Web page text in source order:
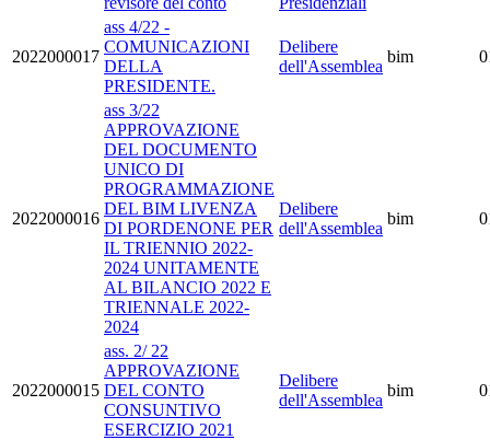
2022000017
ass 4/22 -
COMUNICAZIONI
DELLA
PRESIDENTE.
Delibere
dell'Assemblea
bim
2022000016
ass 3/22
APPROVAZIONE
DEL DOCUMENTO
UNICO DI
PROGRAMMAZIONE
DEL BIM LIVENZA
DI PORDENONE PER
IL TRIENNIO 2022-
2024 UNITAMENTE
AL BILANCIO 2022 E
TRIENNALE 2022-
2024
Delibere
dell'Assemblea
bim
2022000015
ass. 2/ 22
APPROVAZIONE
DEL CONTO
CONSUNTIVO
ESERCIZIO 2021
Delibere
dell'Assemblea
bim